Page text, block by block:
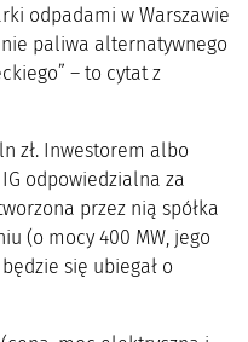
odpadami w Warszawie
paliwa alternatywnego
– to cytat z
zł. Inwestorem albo
odpowiedzialna za
przez nią spółka
(o mocy 400 MW, jego
się ubiegał o